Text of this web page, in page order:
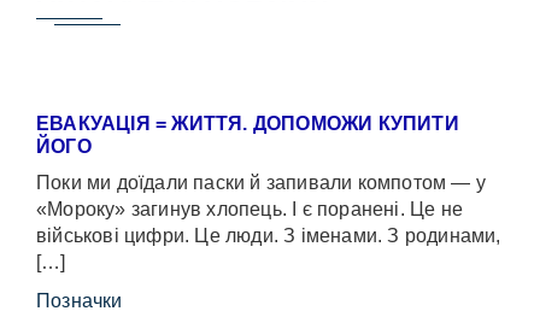
ЕВАКУАЦІЯ = ЖИТТЯ. ДОПОМОЖИ КУПИТИ
ЙОГО
Поки ми доїдали паски й запивали компотом — у
«Мороку» загинув хлопець. І є поранені. Це не
військові цифри. Це люди. З іменами. З родинами,
[…]
Позначки